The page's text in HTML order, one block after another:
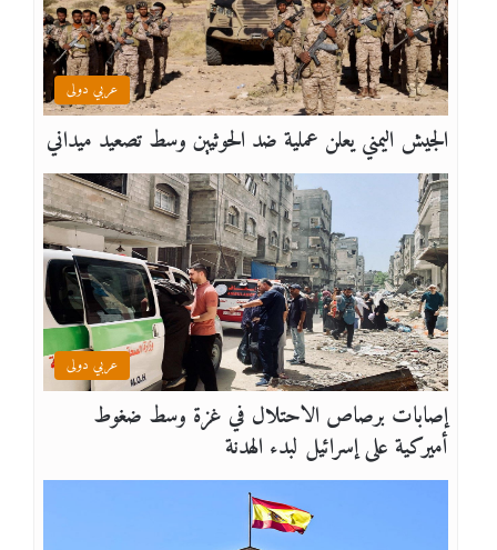
عربي دولى
الجيش اليمني يعلن عملية ضد الحوثيين وسط تصعيد ميداني
عربي دولى
إصابات برصاص الاحتلال في غزة وسط ضغوط
أميركية على إسرائيل لبدء الهدنة